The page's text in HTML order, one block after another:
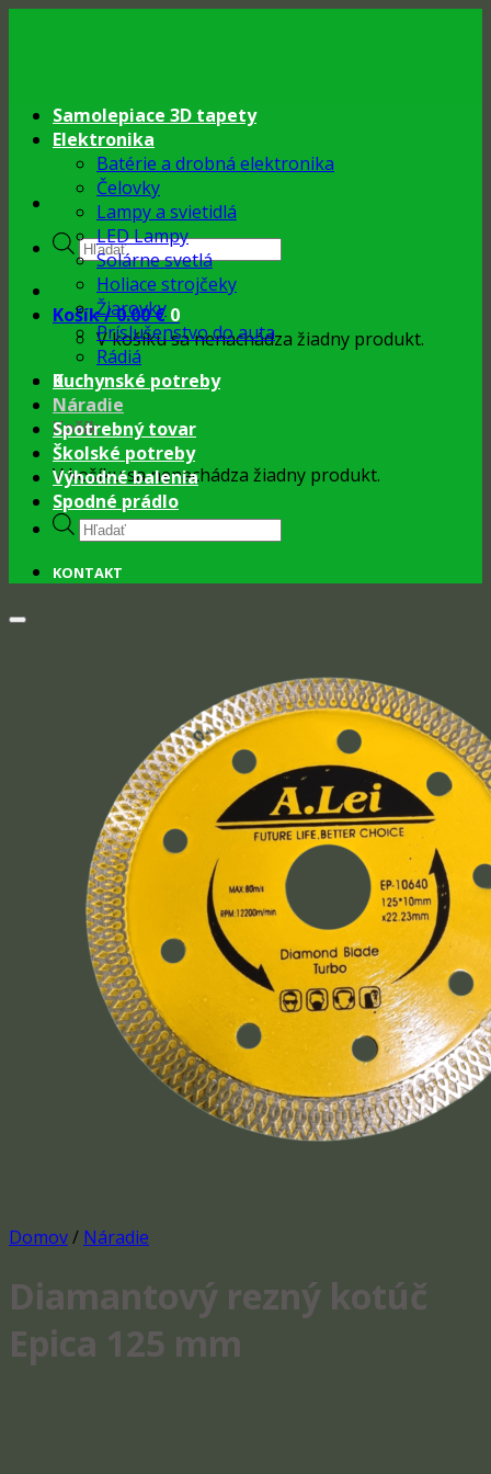
Products
search
Košík /0.00€ 0
V košíku sa nenachádza žiadny produkt.
0
Košík
V košíku sa nenachádza žiadny produkt.
Samolepiace 3D tapety
Elektronika
Batérie a drobná elektronika
Čelovky
Lampy a svietidlá
LED Lampy
Solárne svetlá
Holiace strojčeky
Žiarovky
Príslušenstvo do auta
Rádiá
Kuchynské potreby
Náradie
Spotrebný tovar
Školské potreby
Výhodné balenia
Spodné prádlo
Products
search
KONTAKT
Add to wishlist
Domov/ Náradie
Diamantový rezný kotúč
Epica 125 mm